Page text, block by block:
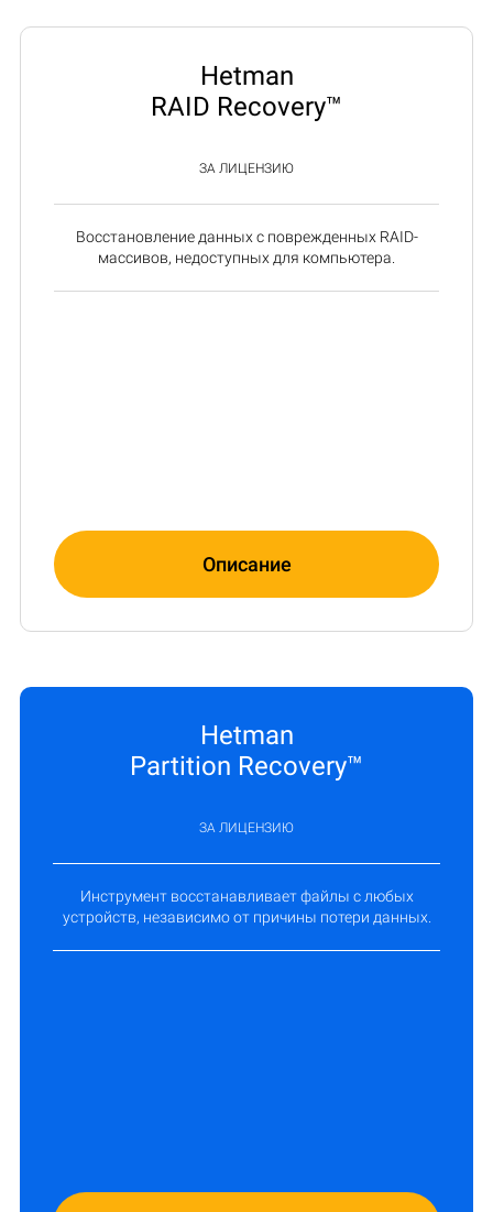
Hetman
RAID Recovery™
ЗА ЛИЦЕНЗИЮ
Восстановление данных с поврежденных RAID-
массивов, недоступных для компьютера.
Описание
Hetman
Partition Recovery™
ЗА ЛИЦЕНЗИЮ
Инструмент восстанавливает файлы с любых
устройств, независимо от причины потери данных.